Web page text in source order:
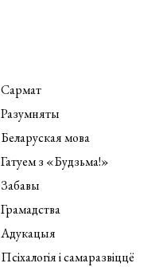
Сармат
Разумняты
Беларуская мова
Гатуем з «Будзьма!»
Забавы
Грамадства
Адукацыя
Псіхалогія і самаразвіццё